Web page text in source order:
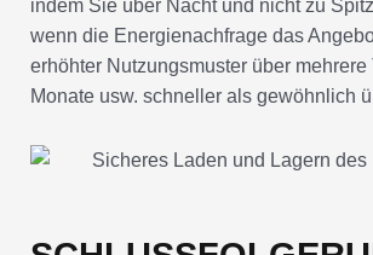
wenn die Energienachfrage das
erhöhter Nutzungsmuster über mehrere
Monate usw. schneller als gewöhnlich